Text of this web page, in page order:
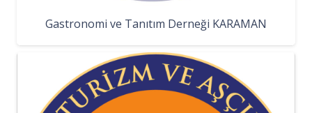
Gastronomi ve Tanıtım Derneği KARAMAN